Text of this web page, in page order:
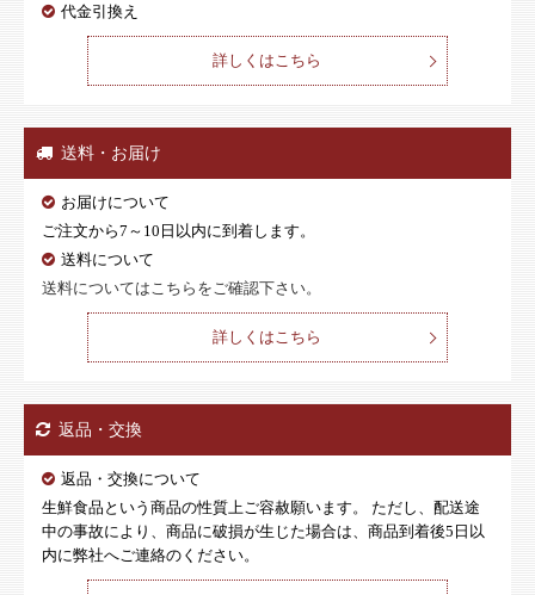
代金引換え
詳しくはこちら
送料・お届け
お届けについて
ご注文から7～10日以内に到着します。
送料について
送料についてはこちらをご確認下さい。
詳しくはこちら
返品・交換
返品・交換について
生鮮食品という商品の性質上ご容赦願います。 ただし、配送途
中の事故により、商品に破損が生じた場合は、商品到着後5日以
内に弊社へご連絡のください。